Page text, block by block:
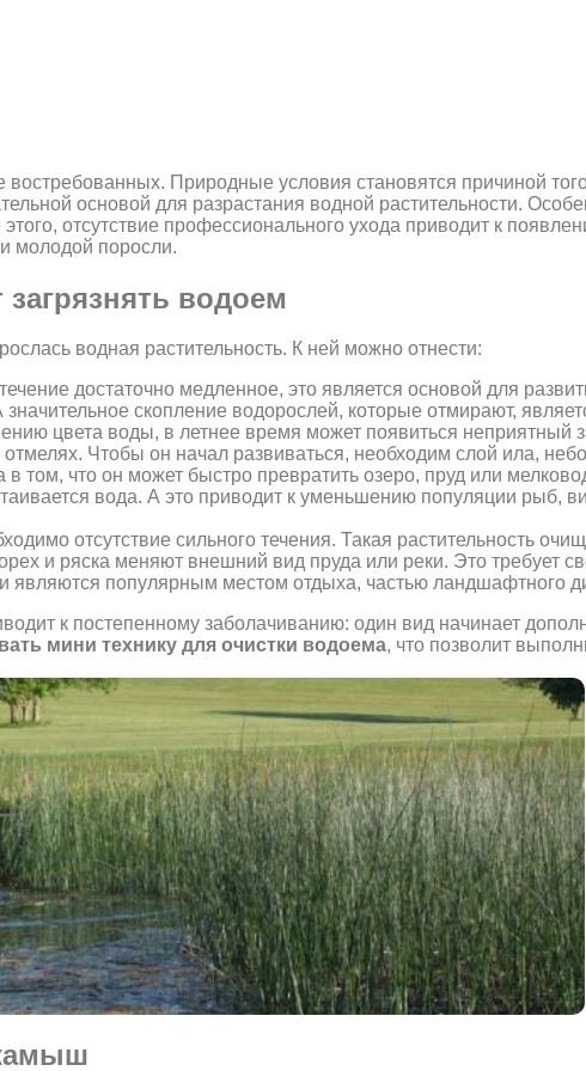
востребованных. Природные условия становятся причиной
основой для разрастания водной растительности.
отсутствие профессионального ухода приводит к
молодой поросли.
водоем
водная растительность. К ней можно отнести:
достаточно медленное, это является основой для
скопление водорослей, которые отмирают,
цвета воды, в летнее время может появиться неприятный
Чтобы он начал развиваться, необходим слой ила,
том, что он может быстро превратить озеро, пруд или
вода. А это приводит к уменьшению популяции рыб,
отсутствие сильного течения. Такая растительность
и ряска меняют внешний вид пруда или реки. Это требует
являются популярным местом отдыха, частью ландшафтного
к постепенному заболачиванию: один вид начинает
мини технику для очистки водоема, что позволит